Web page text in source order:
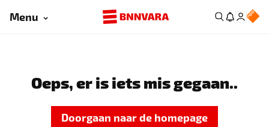
Menu
Oeps, er is iets mis gegaan..
Doorgaan naar de homepage